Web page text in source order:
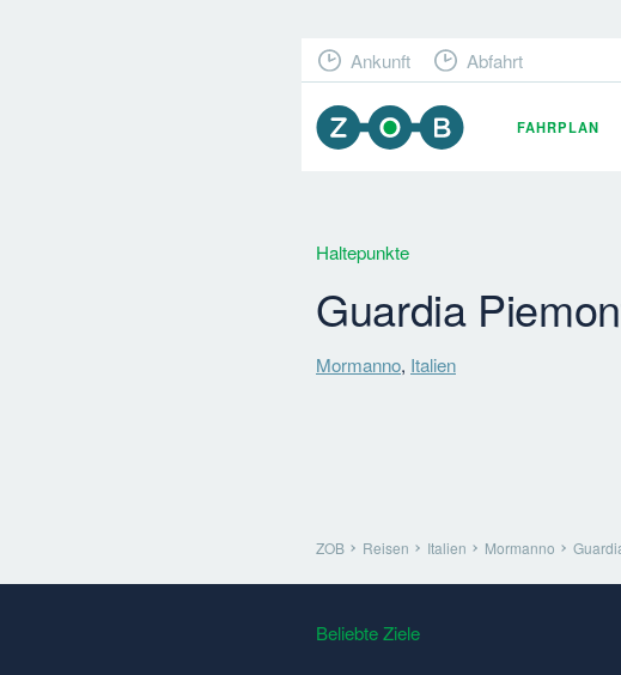
FAHRPLAN
Ankunft Abfahrt
Haltepunkte
Guardia
Mormanno, Italien
ZOB Reisen Italien Mormanno
Beliebte Ziele